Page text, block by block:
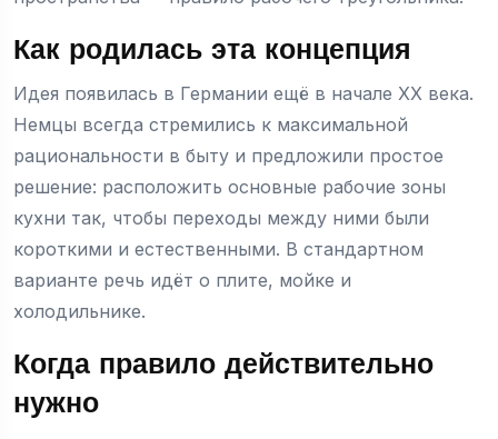
Как родилась эта концепция
Идея появилась в Германии ещё в начале XX века.
Немцы всегда стремились к максимальной
рациональности в быту и предложили простое
решение: расположить основные рабочие зоны
кухни так, чтобы переходы между ними были
короткими и естественными. В стандартном
варианте речь идёт о плите, мойке и
холодильнике.
Когда правило действительно
нужно